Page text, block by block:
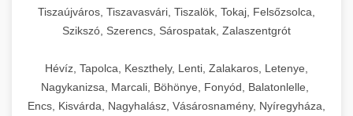
Tiszaújváros, Tiszavasvári, Tiszalök, Tokaj, Felsőzsolca,
Szikszó, Szerencs, Sárospatak, Zalaszentgrót
Hévíz, Tapolca, Keszthely, Lenti, Zalakaros, Letenye,
Nagykanizsa, Marcali, Böhönye, Fonyód, Balatonlelle,
Encs, Kisvárda, Nagyhalász, Vásárosnamény, Nyíregyháza,